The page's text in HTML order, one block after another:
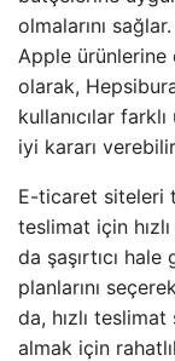
olmalarını
Apple ürünlerine
olarak,
kullanıcılar
iyi kararı
E-ticaret siteleri
teslimat için
da şaşırtıcı
planlarını
da, hızlı
almak için